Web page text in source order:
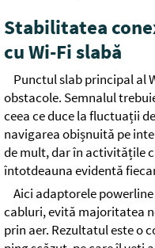
Stabilitatea
cu Wi-Fi slabă
Punctul slab principal al
obstacole. Semnalul
ceea ce duce la fluctuații
navigarea obișnuită pe
de mult, dar în activitățile
întotdeauna evidentă
Aici adaptorele
cabluri, evită majoritatea
prin aer. Rezultatul este o